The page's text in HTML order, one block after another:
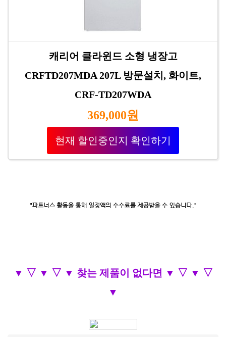
캐리어 클라윈드 소형 냉장고
CRFTD207MDA 207L 방문설치, 화이트,
CRF-TD207WDA
369,000원
현재 할인중인지 확인하기
▼ ▽ ▼ ▽ ▼ 찾는 제품이 없다면 ▼ ▽ ▼ ▽
▼